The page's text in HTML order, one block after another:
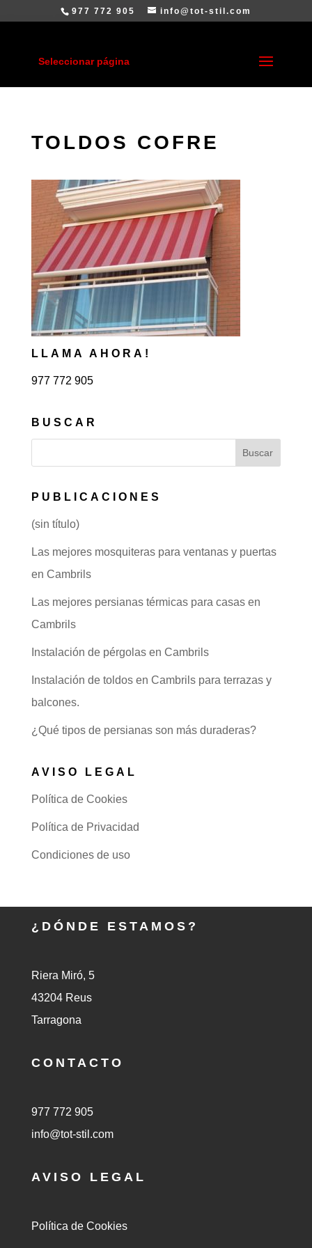
977 772 905 info@tot-stil.com
Seleccionar página
TOLDOS COFRE
LLAMA AHORA!
977 772 905
BUSCAR
PUBLICACIONES
(sin título)
Las mejores mosquiteras para ventanas y puertas
en Cambrils
Las mejores persianas térmicas para casas en
Cambrils
Instalación de pérgolas en Cambrils
Instalación de toldos en Cambrils para terrazas y
balcones.
¿Qué tipos de persianas son más duraderas?
AVISO LEGAL
Política de Cookies
Política de Privacidad
Condiciones de uso
¿DÓNDE ESTAMOS?
Riera Miró, 5
43204 Reus
Tarragona
CONTACTO
977 772 905
info@tot-stil.com
AVISO LEGAL
Política de Cookies